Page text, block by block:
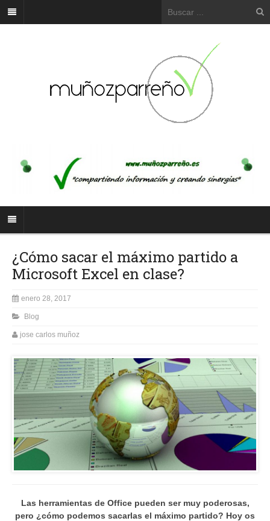
¿Cómo sacar el máximo partido a
Microsoft Excel en clase?
enero 28, 2017
Blog
jose carlos muñoz
Las herramientas de Office pueden ser muy poderosas,
pero ¿cómo podemos sacarlas el máximo partido? Hoy os